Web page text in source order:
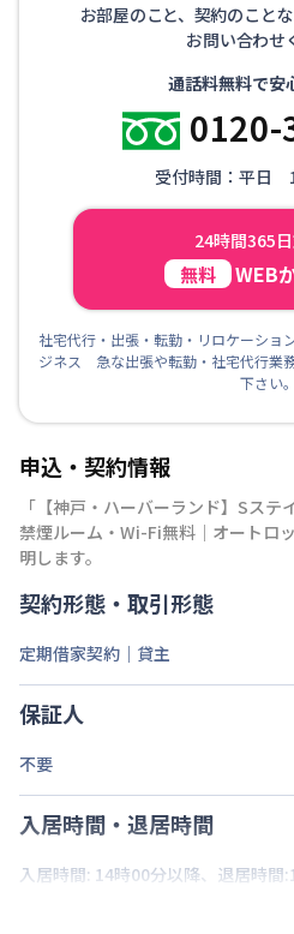
お部屋のこと、契約のこと
お問い合わせ
通話料無料で安
0120-
受付時間：平日
24時間365
無料 WEB
社宅代行・出張・転勤・リロケーショ
ジネス 急な出張や転勤・社宅代行業
下さい。
申込・契約情報
「 【神戸・ハーバーランド】Sステ
禁煙ルーム・Wi-Fi無料｜オートロ
明します。
契約形態・取引形態
定期借家契約｜貸主
保証人
不要
入居時間・退居時間
入居時間: 14時00分以降、退居時間